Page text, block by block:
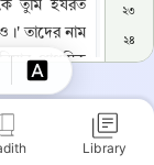
Library
তুমি হযরত
তাদের নাম
প্রাথমিক
করতো।
সাথে আর
যমজ বোন
২৩
২৪
২৬